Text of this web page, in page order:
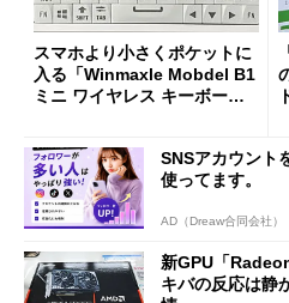
スマホより小さくポケットに
入る「Winmaxle Mobdel B1
ミニ ワイヤレス キーボー
SNSアカウント
使ってます。
AD（Dreaw合同会社）
新GPU「
キバの反応は